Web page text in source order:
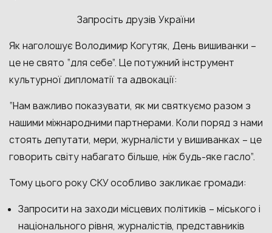
Запросіть друзів України
Як наголошує Володимир Когутяк, День вишиванки –
це не свято “для себе”. Це потужний інструмент
культурної дипломатії та адвокації:
“Нам важливо показувати, як ми святкуємо разом з
нашими міжнародними партнерами. Коли поряд з нами
стоять депутати, мери, журналісти у вишиванках – це
говорить світу набагато більше, ніж будь-яке гасло”.
Тому цього року СКУ особливо закликає громади:
Запросити на заходи місцевих політиків – міського і
національного рівня, журналістів, представників